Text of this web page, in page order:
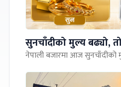
सुनचाँदीको मुल्य बढ्यो,
नेपाली बजारमा आज सुनचाँदीको